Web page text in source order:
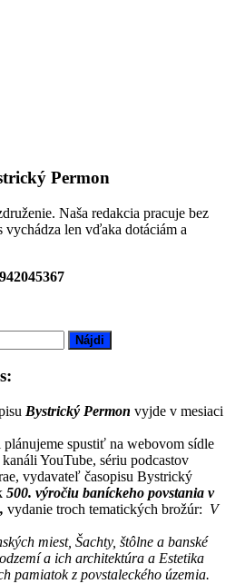
Permon
Naša redakcia pracuje bez
vychádza len vďaka dotáciám a
Bystrický Permon vyjde v mesiaci
spustiť na webovom sídle
YouTube, sériu podcastov
vydavateľ časopisu Bystrický
500. výročiu baníckeho povstania v
vydanie troch tematických brožúr: V
miest, Šachty, štôlne a banské
a ich architektúra a Estetika
pamiatok z povstaleckého územia.